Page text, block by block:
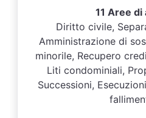
11 Aree
Diritto civile,
Amministrazione di
minorile, Recupero
Liti condominiali,
Successioni,